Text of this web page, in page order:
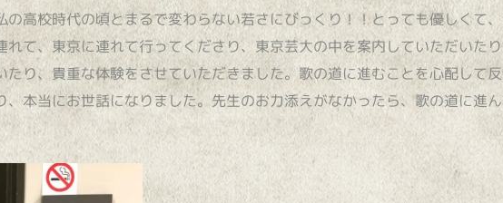
高校時代の頃とまるで変わらない若さにびっくり！！とっても優しくて
て、東京に連れて行ってくださり、東京芸大の中を案内していただいた
り、貴重な体験をさせていただきました。歌の道に進むことを心配して
本当にお世話になりました。先生のお力添えがなかったら、歌の道に進